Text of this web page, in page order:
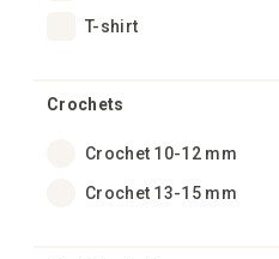
T-shirt
Crochets
Crochet 10-12 mm
Crochet 13-15 mm